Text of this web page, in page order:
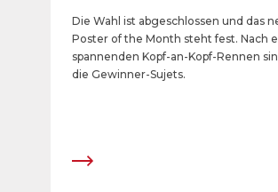
Die Wahl ist abgeschlossen und das
Poster of the Month steht fest. Nach
spannenden Kopf-an-Kopf-Rennen
die Gewinner-Sujets.